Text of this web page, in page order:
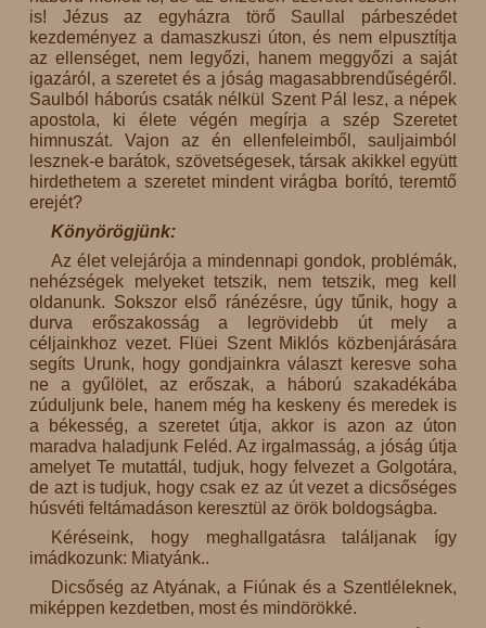
is! Jézus az egyházra törő Saullal párbeszédet
kezdeményez a damaszkuszi úton, és nem elpusztítja
az ellenséget, nem legyőzi, hanem meggyőzi a saját
igazáról, a szeretet és a jóság magasabbrendűségéről.
Saulból háborús csaták nélkül Szent Pál lesz, a népek
apostola, ki élete végén megírja a szép Szeretet
himnuszát. Vajon az én ellenfeleimből, sauljaimból
lesznek-e barátok, szövetségesek, társak akikkel együtt
hirdethetem a szeretet mindent virágba borító, teremtő
erejét?
Könyörögjünk:
Az élet velejárója a mindennapi gondok, problémák,
nehézségek melyeket tetszik, nem tetszik, meg kell
oldanunk. Sokszor első ránézésre, úgy tűnik, hogy a
durva erőszakosság a legrövidebb út mely a
céljainkhoz vezet. Flüei Szent Miklós közbenjárására
segíts Urunk, hogy gondjainkra választ keresve soha
ne a gyűlölet, az erőszak, a háború szakadékába
zúduljunk bele, hanem még ha keskeny és meredek is
a békesség, a szeretet útja, akkor is azon az úton
maradva haladjunk Feléd. Az irgalmasság, a jóság útja
amelyet Te mutattál, tudjuk, hogy felvezet a Golgotára,
de azt is tudjuk, hogy csak ez az út vezet a dicsőséges
húsvéti feltámadáson keresztül az örök boldogságba.
Kéréseink, hogy meghallgatásra találjanak így
imádkozunk: Miatyánk..
Dicsőség az Atyának, a Fiúnak és a Szentléleknek,
miképpen kezdetben, most és mindörökké.